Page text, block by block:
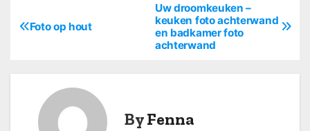
B
Uw droomkeuken –
keuken foto achterwand
en badkamer foto
achterwand
Foto op hout
ByFenna